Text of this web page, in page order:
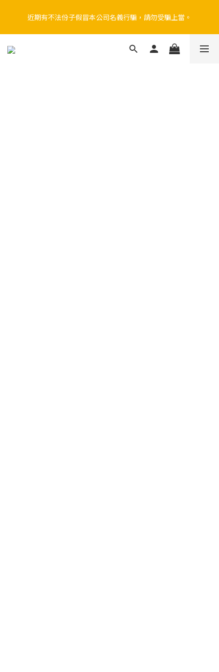
因近期詐騙事件頻傳，線上下單功能已暫停，敬請至門市選購。
近期有不法份子假冒本公司名義行騙，請勿受騙上當。
因近期詐騙事件頻傳，線上下單功能已暫停，敬請至門市選購。